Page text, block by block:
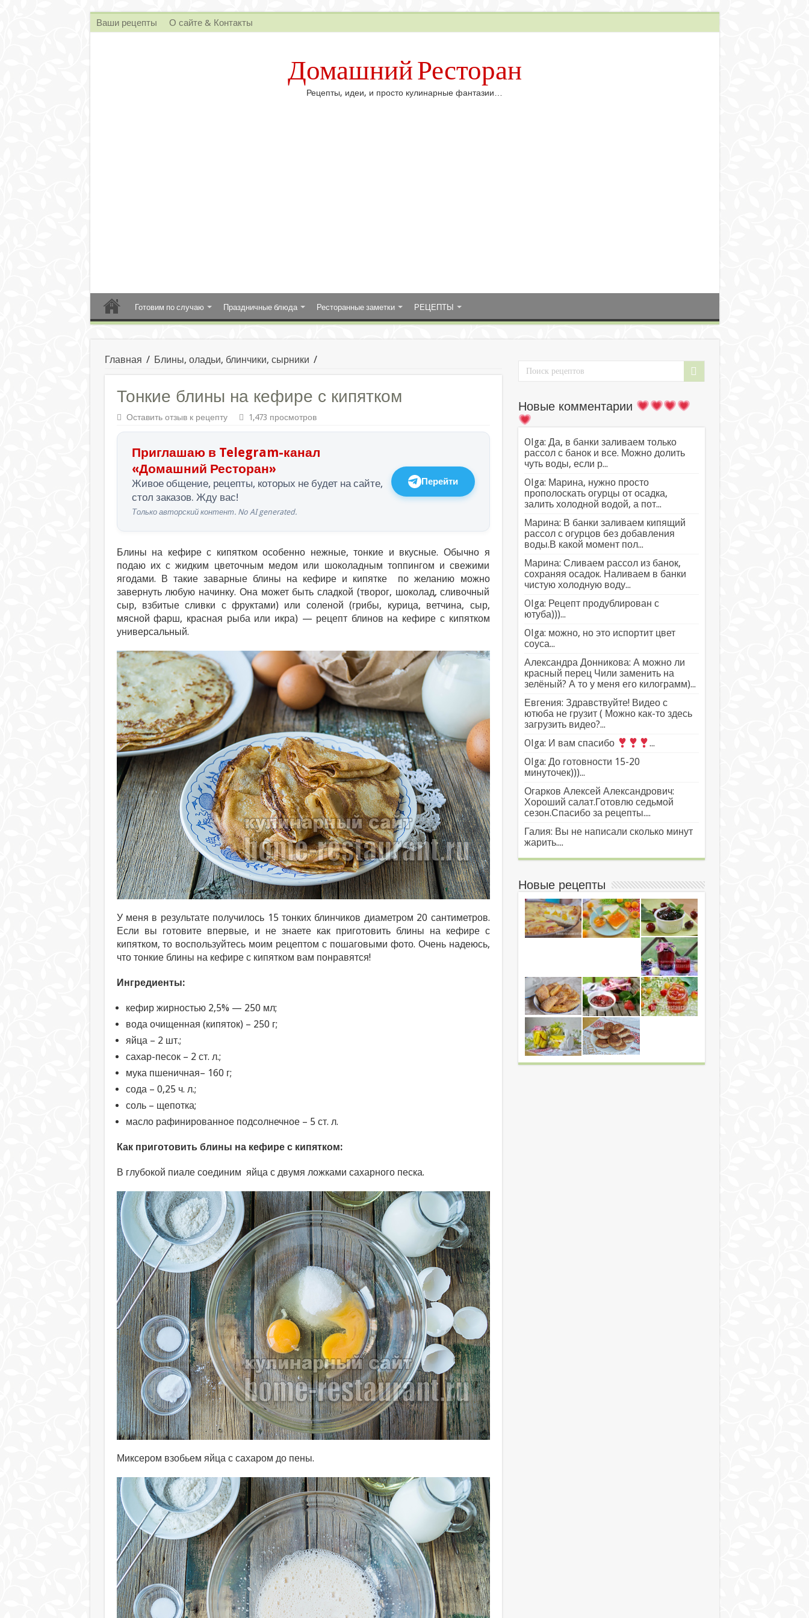
Ваши рецепты О сайте & Контакты
Домашний Ресторан
Рецепты, идеи, и просто кулинарные фантазии…
Готовим по случаю Праздничные блюда Ресторанные заметки РЕЦЕПТЫ
Главная / Блины, оладьи, блинчики, сырники /
Тонкие блины на кефире с кипятком
Оставить отзыв к рецепту 1,473 просмотров
Приглашаю в Telegram-канал
«Домашний Ресторан»
Живое общение, рецепты, которых не будет на сайте,
стол заказов. Жду вас!
Только авторский контент. No AI generated.
Перейти
Блины на кефире с кипятком особенно нежные, тонкие и вкусные. Обычно я
подаю их с жидким цветочным медом или шоколадным топпингом и свежими
ягодами. В такие заварные блины на кефире и кипятке по желанию можно
завернуть любую начинку. Она может быть сладкой (творог, шоколад, сливочный
сыр, взбитые сливки с фруктами) или соленой (грибы, курица, ветчина, сыр,
мясной фарш, красная рыба или икра) — рецепт блинов на кефире с кипятком
универсальный.
У меня в результате получилось 15 тонких блинчиков диаметром 20 сантиметров.
Если вы готовите впервые, и не знаете как приготовить блины на кефире с
кипятком, то воспользуйтесь моим рецептом с пошаговыми фото. Очень надеюсь,
что тонкие блины на кефире с кипятком вам понравятся!
Ингредиенты:
кефир жирностью 2,5% — 250 мл;
вода очищенная (кипяток) – 250 г;
яйца – 2 шт.;
сахар-песок – 2 ст. л.;
мука пшеничная– 160 г;
сода – 0,25 ч. л.;
соль – щепотка;
масло рафинированное подсолнечное – 5 ст. л.
Как приготовить блины на кефире с кипятком:
В глубокой пиале соединим яйца с двумя ложками сахарного песка.
Миксером взобьем яйца с сахаром до пены.
Новые комментарии
Olga: Да, в банки заливаем только
рассол с банок и все. Можно долить
чуть воды, если р...
Olga: Марина, нужно просто
прополоскать огурцы от осадка,
залить холодной водой, а пот...
Марина: В банки заливаем кипящий
рассол с огурцов без добавления
воды.В какой момент пол...
Марина: Сливаем рассол из банок,
сохраняя осадок. Наливаем в банки
чистую холодную воду...
Olga: Рецепт продублирован с
ютуба)))...
Olga: можно, но это испортит цвет
соуса...
Александра Донникова: А можно ли
красный перец Чили заменить на
зелёный? А то у меня его килограмм)...
Евгения: Здравствуйте! Видео с
ютюба не грузит ( Можно как-то здесь
загрузить видео?...
Olga: И вам спасибо
...
Olga: До готовности 15-20
минуточек)))...
Огарков Алексей Александрович:
Хороший салат.Готовлю седьмой
сезон.Спасибо за рецепты....
Галия: Вы не написали сколько минут
жарить....
Новые рецепты